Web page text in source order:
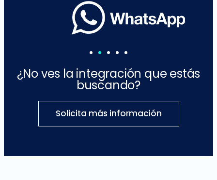
¿No ves la integración que estás
buscando?
Solicita más información